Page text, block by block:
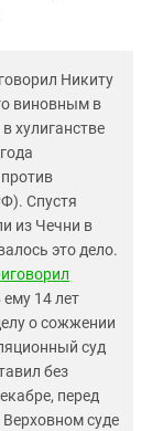
Никиту
виновным в
хулиганстве
Спустя
из Чечни в
это дело.
14 лет
о сожжении
суд
без
перед
суде